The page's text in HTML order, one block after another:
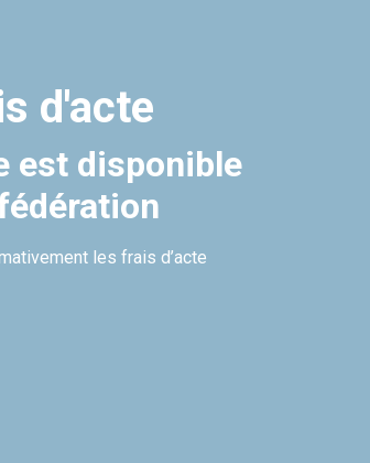
d'acte
est disponible
les frais d’acte